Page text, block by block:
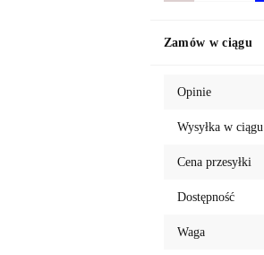
Zamów w ciągu
Opinie
Wysyłka w ciągu
Cena przesyłki
Dostępność
Waga